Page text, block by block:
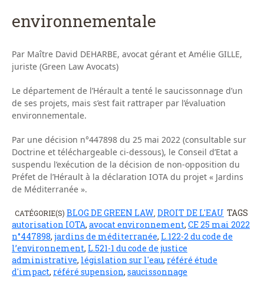
environnementale
Par Maître David DEHARBE, avocat gérant et Amélie GILLE,
juriste (Green Law Avocats)
Le département de l’Hérault a tenté le saucissonnage d’un
de ses projets, mais s’est fait rattraper par l’évaluation
environnementale.
Par une décision n°447898 du 25 mai 2022 (consultable sur
Doctrine et téléchargeable ci-dessous), le Conseil d’Etat a
suspendu l’exécution de la décision de non-opposition du
Préfet de l’Hérault à la déclaration IOTA du projet « Jardins
de Méditerranée ».
CATÉGORIE(S) BLOG DE GREEN LAW DROIT DE L'EAU TAGS
autorisation IOTA, avocat environnement, CE 25 mai 2022
n°447898, jardins de méditerranée, L.122-2 du code de
l’environnement, L.521-1 du code de justice
administrative, législation sur l'eau, référé étude
d'impact, référé supension, saucissonnage